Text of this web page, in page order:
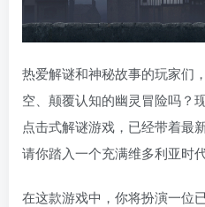
热爱解谜和神秘故事的玩家们
空、颠覆认知的幽灵冒险吗？
点击式解谜游戏，已经带着最
请你踏入一个充满维多利亚时
在这款游戏中，你将扮演一位